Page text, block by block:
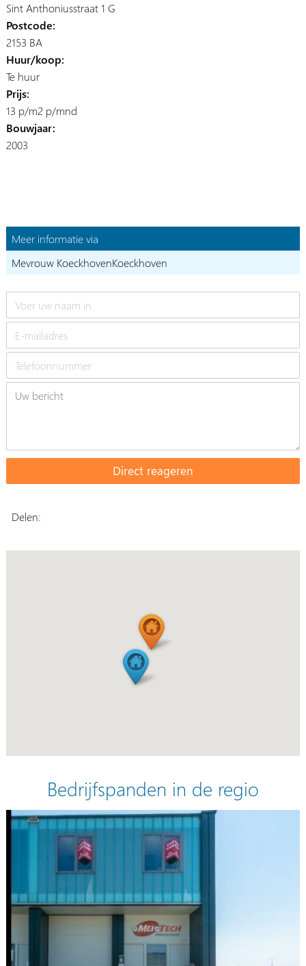
Sint Anthoniusstraat 1 G
Postcode:
2153 BA
Huur/koop:
Te huur
Prijs:
13 p/m2 p/mnd
Bouwjaar:
2003
Meer informatie via
Mevrouw KoeckhovenKoeckhoven
Delen:
Bedrijfspanden in de regio